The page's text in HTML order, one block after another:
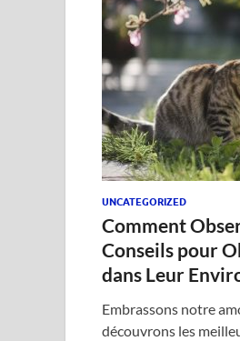
UNCATEGORIZED
Comment
Conseils pour
dans Leur
Embrassons notre
découvrons les